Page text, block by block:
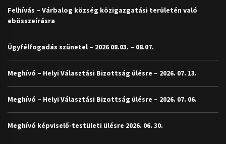
Felhívás – Várbalog község közigazgatási területén való
ebösszeírásra
Ügyfélfogadás szünetel – 2026 08.03. – 08.07.
Meghívó – Helyi Választási Bizottság ülésre – 2026. 07. 13.
Meghívó – Helyi Választási Bizottság ülésre – 2026. 07. 06.
Meghívó képviselő-testületi ülésre 2026. 06. 30.